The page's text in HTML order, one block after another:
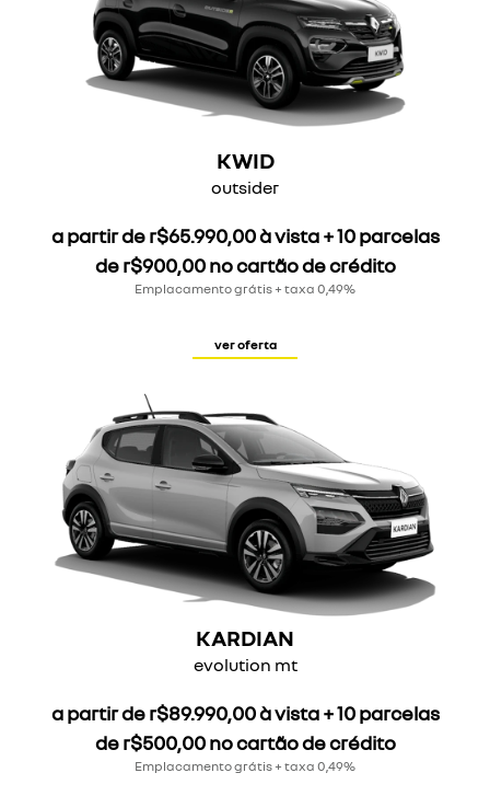
KWID
outsider
a partir de r$65.990,00 à vista + 10 parcelas
de r$900,00 no cartão de crédito
Emplacamento grátis + taxa 0,49%
ver oferta
KARDIAN
evolution mt
a partir de r$89.990,00 à vista + 10 parcelas
de r$500,00 no cartão de crédito
Emplacamento grátis + taxa 0,49%